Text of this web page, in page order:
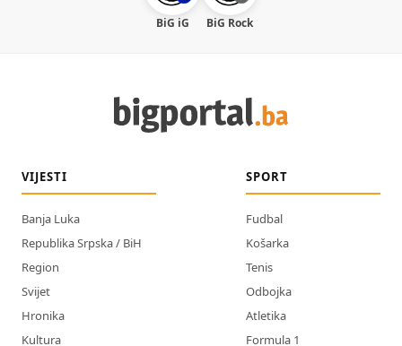
BiG iG BiG Rock
VIJESTI
Banja Luka
Republika Srpska / BiH
Region
Svijet
Hronika
Kultura
SPORT
Fudbal
Košarka
Tenis
Odbojka
Atletika
Formula 1